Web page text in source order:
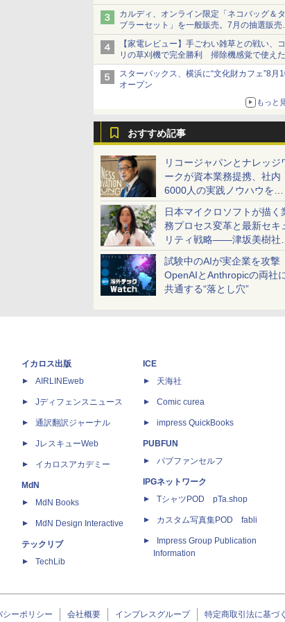
カルディ、オンライン限定「ネコバッグ＆
ブラーセット」を一般販売。7月の抽選販売
当選無効分
【家電レビュー】手ごわい雑草との戦い、
リの草刈機で完全勝利 掃除機感覚で使えた
スターバックス、横浜に“文化財カフェ”8月
オープン
もっと
おすすめ記事
リコージャパンとナレッジ
ークが資本業務提携、社内
6000人の実践ノウハウを生
かした「AI商談記録 for
RICOH」を展開へ
日本マイクロソフトが描く
務プロセス変革と最新セキ
リティ戦略――津坂美樹社長
が2027年度戦略を説明
試験中のAIが実企業を攻撃
OpenAIとAnthropicの両社
共通する“落とし穴”
イカロス出版
AIRLINEweb
Jディフェンスニュース
通訳翻訳ジャーナル
JレスキューWeb
イカロスアカデミー
MdN
MdN Books
MdN Design Interactive
テックリブ
TechLib
ICE
天海社
Comic curea
impress QuickBooks
PUBFUN
パブファンセルフ
IPGネットワーク
TシャツPOD pTa.shop
カスタム写真集POD fabli
Impress Group Publication
Information
シーポリシー 会社概要 インプレスグループ 特定商取引法に基づ